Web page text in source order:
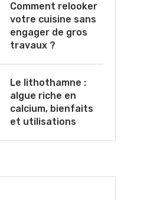
Comment relooker
votre cuisine sans
engager de gros
travaux ?
Le lithothamne :
algue riche en
calcium, bienfaits
et utilisations